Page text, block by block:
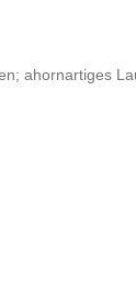
ahornartiges